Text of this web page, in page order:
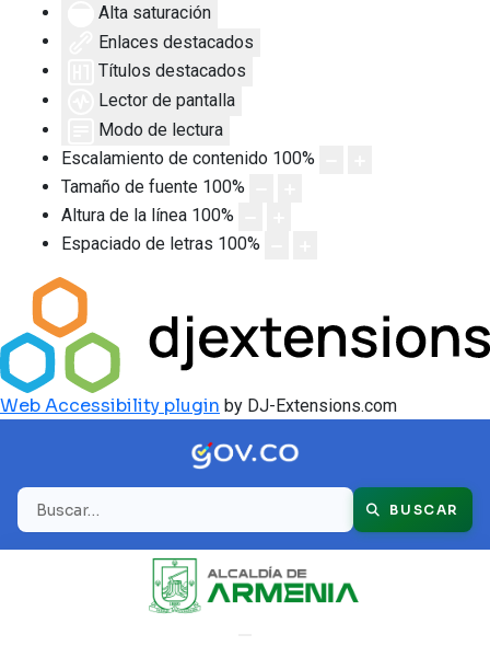
Alta saturación
Enlaces destacados
Títulos destacados
Lector de pantalla
Modo de lectura
Escalamiento de contenido 100%
Tamaño de fuente 100%
Altura de la línea 100%
Espaciado de letras 100%
Web Accessibility plugin by DJ-Extensions.com
Buscar BUSCAR